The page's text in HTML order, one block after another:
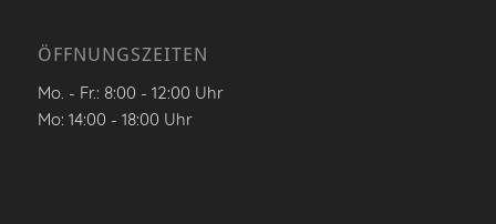
ÖFFNUNGSZEITEN
Mo. - Fr.: 8:00 - 12:00 Uhr
Mo: 14:00 - 18:00 Uhr